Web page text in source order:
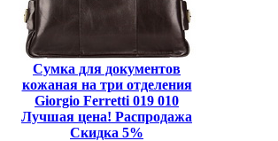
Сумка для документов
кожаная на три отделения
Giorgio Ferretti 019 010
Лучшая цена! Распродажа
Скидка 5%